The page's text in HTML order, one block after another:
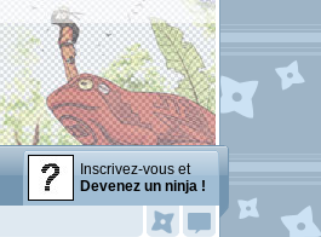
Inscrivez-vous et
Devenez un ninja !